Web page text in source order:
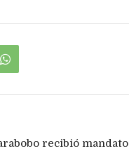
recibió mandato